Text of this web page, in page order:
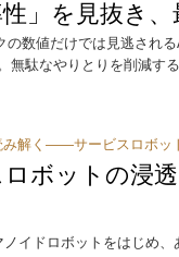
」を見抜き
の数値だけでは見逃され
無駄なやりとりを削減す
み解く――サービスロボッ
ロボットの浸
イドロボットをはじめ